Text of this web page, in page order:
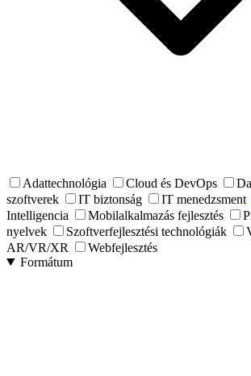
Adattechnológia Cloud és DevOps
szoftverek
IT biztonság IT menedzsment
Intelligencia
Mobilalkalmazás fejlesztés
nyelvek
Szoftverfejlesztési technológiák
AR/VR/XR
Webfejlesztés
Formátum